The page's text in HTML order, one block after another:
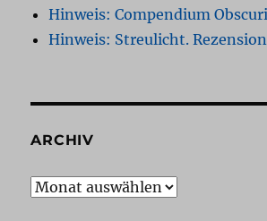
Hinweis: Compendium
Hinweis: Streulicht. Rezension
ARCHIV
Archiv